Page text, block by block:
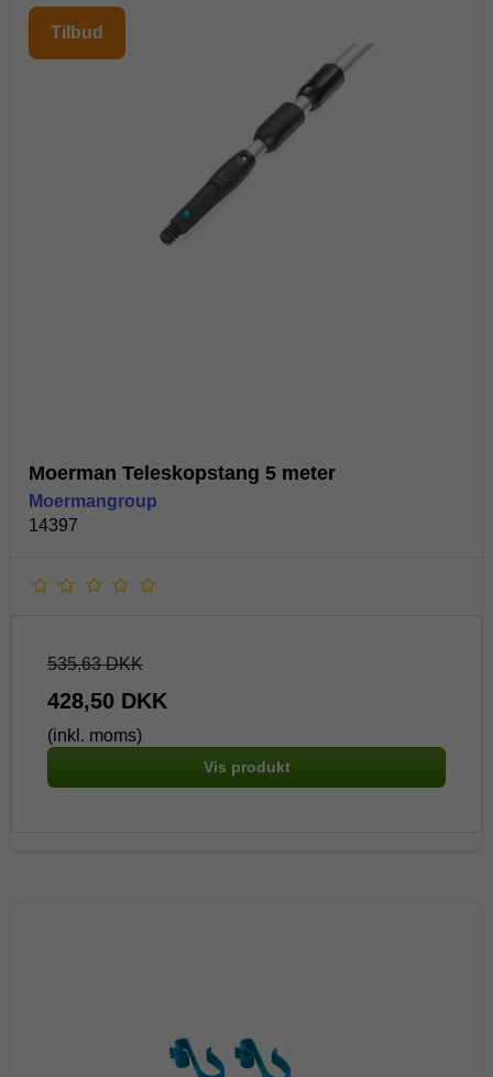
Tilbud
Moerman Teleskopstang 5 meter
Moermangroup
14397
535,63 DKK
428,50 DKK
(inkl. moms)
Vis produkt